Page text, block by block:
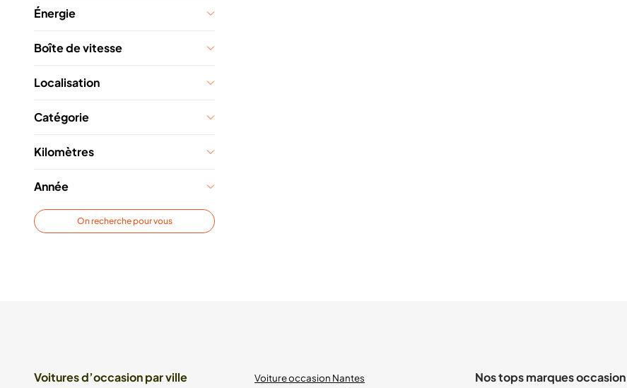
Énergie
Boîte de vitesse
Localisation
Catégorie
Kilomètres
Année
On recherche pour vous
Voitures d’occasion par ville
Voiture occasion Nantes
Nos tops marques occasion